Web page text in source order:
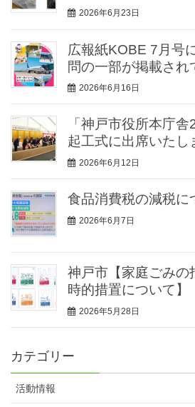
2026年6月23日
広報紙KOBE 7月号
問の一部が掲載され
2026年6月16日
「神戸市役所本庁舎
起工式に出席いたし
2026年6月12日
食品消費税の減税に
2026年6月7日
神戸市【家庭ごみの
時的措置について】
2026年5月28日
カテゴリー
活動情報